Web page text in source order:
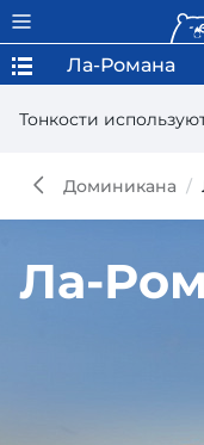
Тонкости
Ла-Романа
Доминикана
Ла-